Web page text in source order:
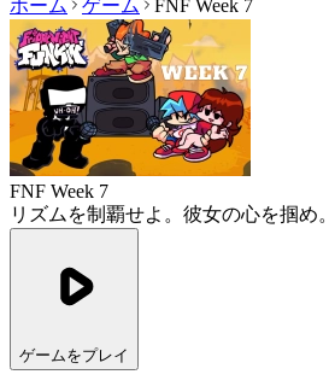
ホーム ゲーム FNF Week 7
FNF Week 7
リズムを制覇せよ。彼女の心を掴め。
ゲームをプレイ